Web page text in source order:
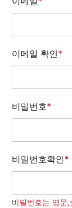
이메일 확인*
비밀번호*
비밀번호확인*
비밀번호는 영문